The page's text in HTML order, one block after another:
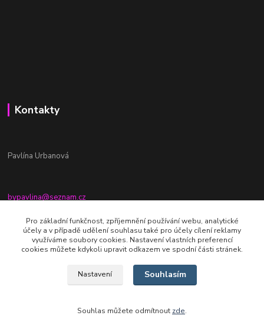
Kontakty
Pavlína Urbanová
bypavlina@seznam.cz
+420774917196
Fb stránka - By pavlina
Pro základní funkčnost, zpříjemnění používání webu, analytické
účely a v případě udělení souhlasu také pro účely cílení reklamy
využíváme soubory cookies. Nastavení vlastních preferencí
cookies můžete kdykoli upravit odkazem ve spodní části stránek.
Nastavení Souhlasím
Souhlas můžete odmítnout zde.